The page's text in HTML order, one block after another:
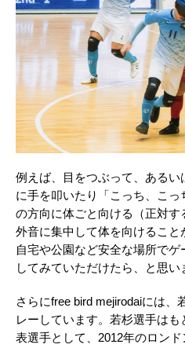
例えば、目をつぶって、あるい
に手を叩いたり「こっち、こ
の方向に体ごと向ける（正対
外音に集中して体を向けること
自宅や公園など安全な場所で
してみていただけたら、と思い
さらにfree bird mejirodaiには、
レーしています。若杉選手は
表選手として、2012年のロン